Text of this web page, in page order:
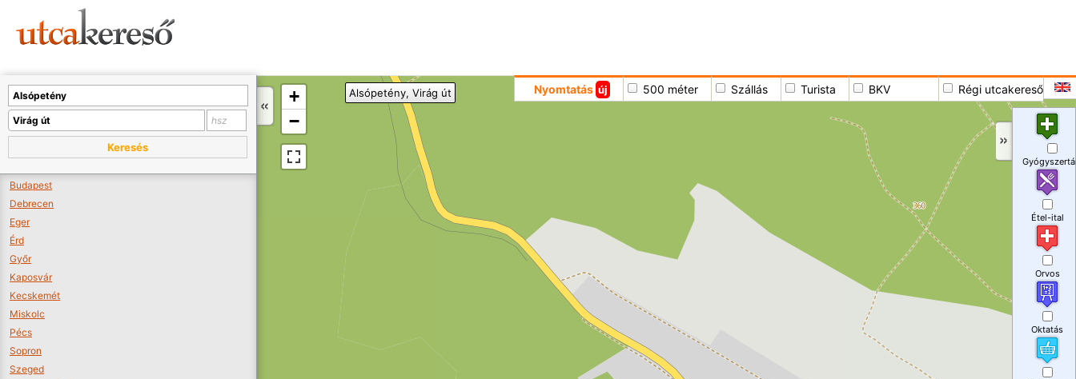
+
−
Nyomtatás új 500 méter Szállás Turista BKV Régi utcakereső
Alsópetény, Virág út
Keresés
Budapest
Debrecen
Eger
Érd
Győr
Kaposvár
Kecskemét
Miskolc
Pécs
Sopron
Szeged
Étel-ital
Orvos
Oktatás
A térképet kicsinyíteni kell, hogy látszódjanak a boltok.
Boltok látszódjanak >>